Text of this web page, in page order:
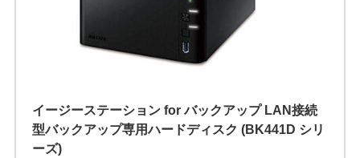
イージーステーション for バックアップ LAN接続
型バックアップ専用ハードディスク (BK441D シリ
ーズ)